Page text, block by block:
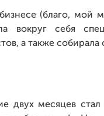
(благо, мой
вокруг себя
а также
двух месяцев